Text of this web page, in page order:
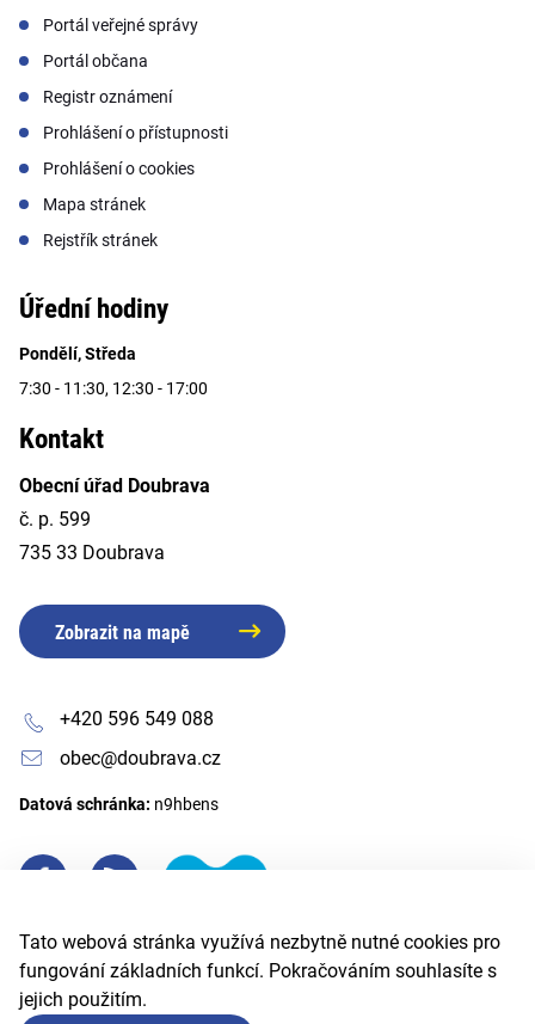
Tato webová stránka využívá nezbytně nutné cookies pro
fungování základních funkcí. Pokračováním souhlasíte s
jejich použitím.
Portál veřejné správy
Portál občana
Registr oznámení
Prohlášení o přístupnosti
Prohlášení o cookies
Mapa stránek
Rejstřík stránek
Úřední hodiny
Pondělí, Středa
7:30 - 11:30, 12:30 - 17:00
Kontakt
Obecní úřad Doubrava
č. p. 599
735 33 Doubrava
Zobrazit na mapě
+420 596 549 088
obec@doubrava.cz
Datová schránka: n9hbens